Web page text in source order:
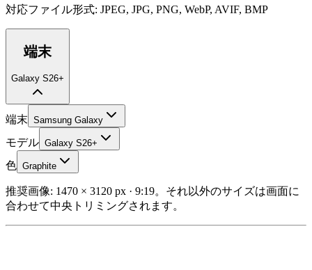
対応ファイル形式: JPEG, JPG, PNG, WebP, AVIF, BMP
端末
Galaxy S26+
端末 Samsung Galaxy
モデル Galaxy S26+
色 Graphite
推奨画像: 1470 × 3120 px · 9:19。それ以外のサイズは画面に
合わせて中央トリミングされます。